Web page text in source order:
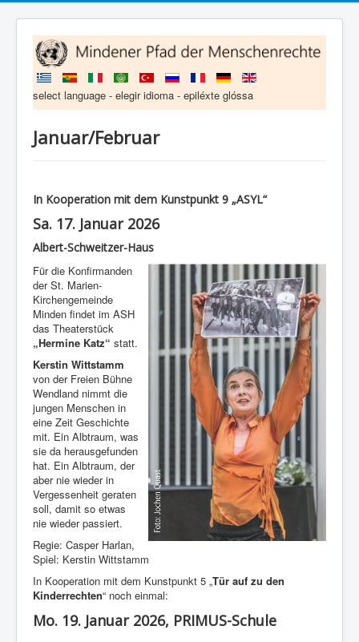
select language - elegir idioma - epiléxte glóssa
Januar/Februar
In Kooperation mit dem Kunstpunkt 9 „ASYL“
Sa. 17. Januar 2026
Albert-Schweitzer-Haus
Für die Konfirmanden
der St. Marien-
Kirchengemeinde
Minden findet im ASH
das Theaterstück
„Hermine Katz“ statt.
Kerstin Wittstamm
von der Freien Bühne
Wendland nimmt die
jungen Menschen in
eine Zeit Geschichte
mit. Ein Albtraum, was
sie da herausgefunden
hat. Ein Albtraum, der
aber nie wieder in
Vergessenheit geraten
soll, damit so etwas
nie wieder passiert.
Regie: Casper Harlan,
Spiel: Kerstin Wittstamm
In Kooperation mit dem Kunstpunkt 5 „Tür auf zu den
Kinderrechten“ noch einmal:
Mo. 19. Januar 2026, PRIMUS-Schule